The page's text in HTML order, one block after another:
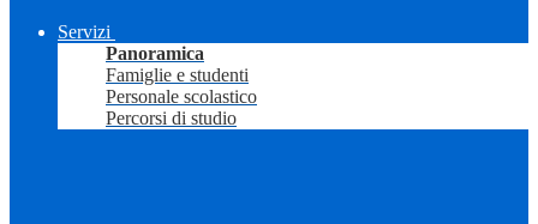
Servizi
Panoramica
Famiglie e studenti
Personale scolastico
Percorsi di studio